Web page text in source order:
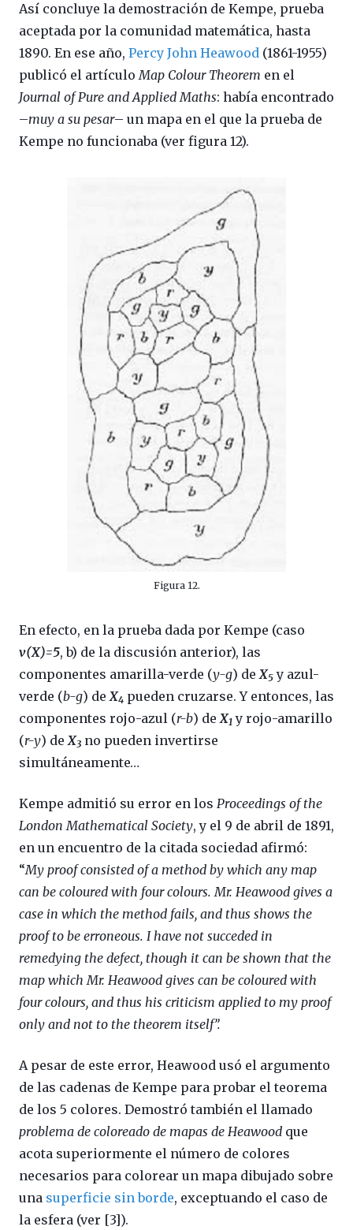
Así concluye la demostración de Kempe, prueba
aceptada por la comunidad matemática, hasta
1890. En ese año, Percy John Heawood (1861-1955)
publicó el artículo Map Colour Theorem en el
Journal of Pure and Applied Maths: había encontrado
–muy a su pesar– un mapa en el que la prueba de
Kempe no funcionaba (ver figura 12).
Figura 12.
En efecto, en la prueba dada por Kempe (caso
v(X)=5, b) de la discusión anterior), las
componentes amarilla-verde (y-g) de X5 y azul-
verde (b-g) de X4 pueden cruzarse. Y entonces, las
componentes rojo-azul (r-b) de X1 y rojo-amarillo
(r-y) de X3 no pueden invertirse
simultáneamente…
Kempe admitió su error en los Proceedings of the
London Mathematical Society, y el 9 de abril de 1891,
en un encuentro de la citada sociedad afirmó:
“My proof consisted of a method by which any map
can be coloured with four colours. Mr. Heawood gives a
case in which the method fails, and thus shows the
proof to be erroneous. I have not succeded in
remedying the defect, though it can be shown that the
map which Mr. Heawood gives can be coloured with
four colours, and thus his criticism applied to my proof
only and not to the theorem itself”.
A pesar de este error, Heawood usó el argumento
de las cadenas de Kempe para probar el teorema
de los 5 colores. Demostró también el llamado
problema de coloreado de mapas de Heawood que
acota superiormente el número de colores
necesarios para colorear un mapa dibujado sobre
una superficie sin borde, exceptuando el caso de
la esfera (ver [3]).